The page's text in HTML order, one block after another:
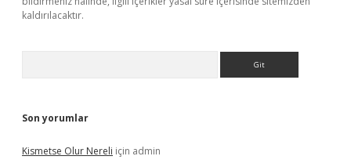
kaldırılacaktır.
Son yorumlar
Kismetse Olur Nereli için admin